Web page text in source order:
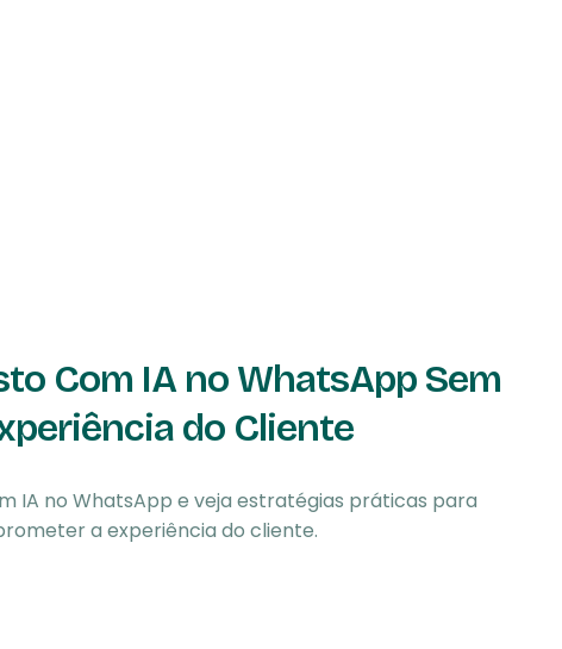
Com IA no WhatsApp Sem
do Cliente
IA no WhatsApp e veja estratégias práticas para
a experiência do cliente.